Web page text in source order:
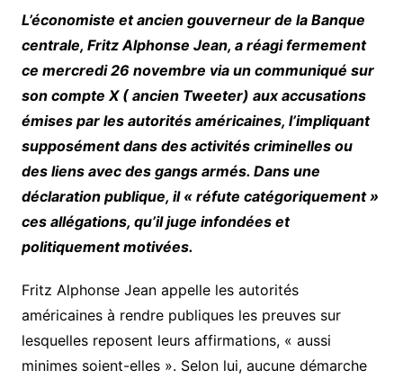
L’économiste et ancien gouverneur de la Banque
centrale, Fritz Alphonse Jean, a réagi fermement
ce mercredi 26 novembre via un communiqué sur
son compte X ( ancien Tweeter) aux accusations
émises par les autorités américaines, l’impliquant
supposément dans des activités criminelles ou
des liens avec des gangs armés. Dans une
déclaration publique, il « réfute catégoriquement »
ces allégations, qu’il juge infondées et
politiquement motivées.
Fritz Alphonse Jean appelle les autorités
américaines à rendre publiques les preuves sur
lesquelles reposent leurs affirmations, « aussi
minimes soient-elles ». Selon lui, aucune démarche